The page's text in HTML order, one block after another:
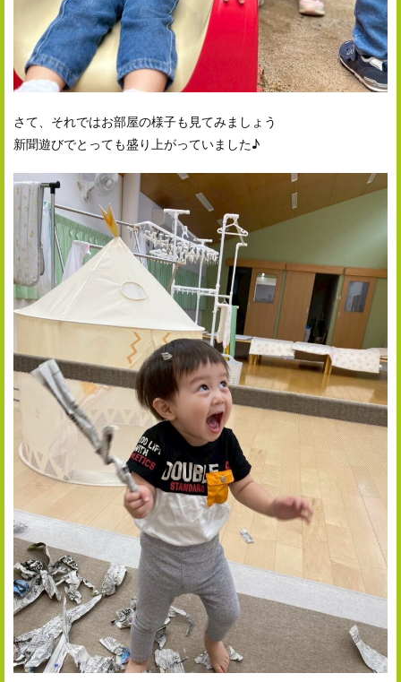
さて、それではお部屋の様子も見てみましょう
新聞遊びでとっても盛り上がっていました♪